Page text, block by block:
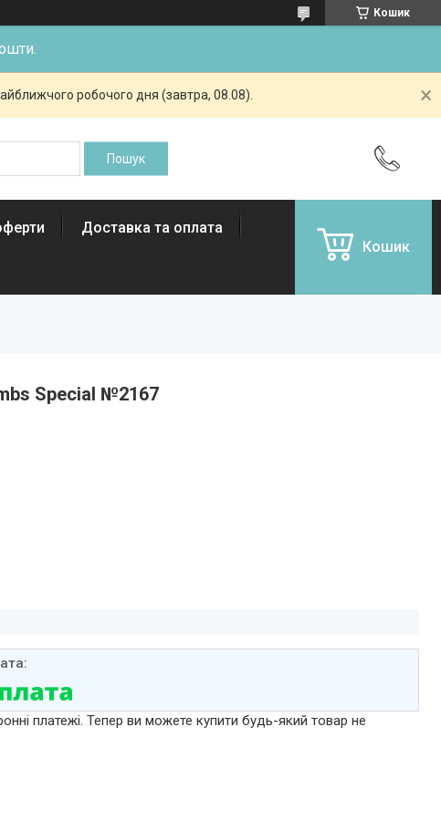
Кошик
робочого дня (завтра, 08.08).
Доставка та оплата
Кошик
Special №2167
платежі. Тепер ви можете купити будь-який товар не